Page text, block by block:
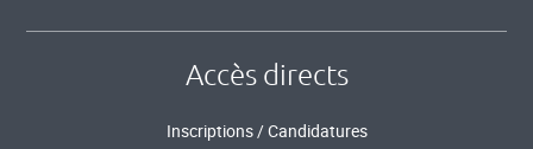
Accès directs
Inscriptions / Candidatures